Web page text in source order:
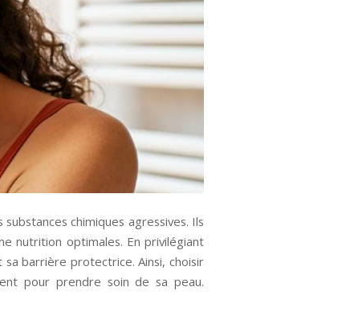
chimiques agressives. Ils
nutrition optimales. En privilégiant
barrière protectrice. Ainsi, choisir
pour prendre soin de sa peau.